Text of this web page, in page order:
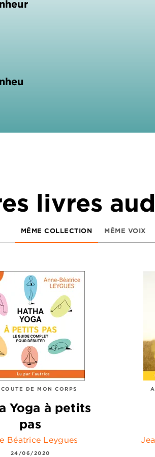
livres
MÊME COLLECTION MÊME VOIX
DE MON CORPS
Yoga à petits
pas
Béatrice Leygues
24/06/2020